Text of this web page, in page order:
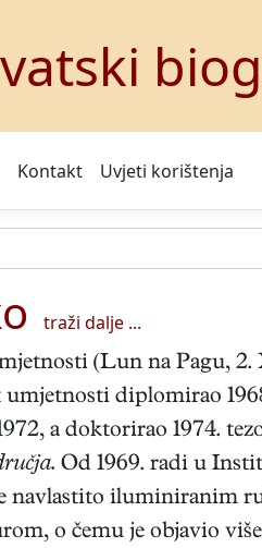
Kontakt Uvjeti korištenja
traži dalje ...
(Lun na Pagu, 2.
umjetnosti diplomirao
a doktorirao 1974.
Od 1969. radi u
navlastito iluminiranim
o čemu je objavio